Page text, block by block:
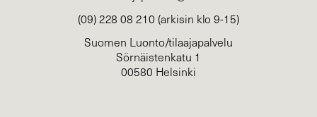
(09) 228 08 210 (arkisin klo 9-15)
Suomen Luonto/tilaajapalvelu
Sörnäistenkatu 1
00580 Helsinki